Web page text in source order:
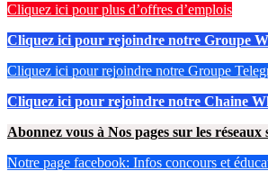
Cliquez ici pour plus d’offres d’emplois
Cliquez ici pour rejoindre notre Groupe
Cliquez ici pour rejoindre notre Groupe
Cliquez ici pour rejoindre notre Chaine
Abonnez vous à Nos pages sur les réseaux
Notre page facebook: Infos concours et